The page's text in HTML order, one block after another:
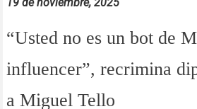
“Usted no es un bot de
influencer”, recrimina
a Miguel Tello